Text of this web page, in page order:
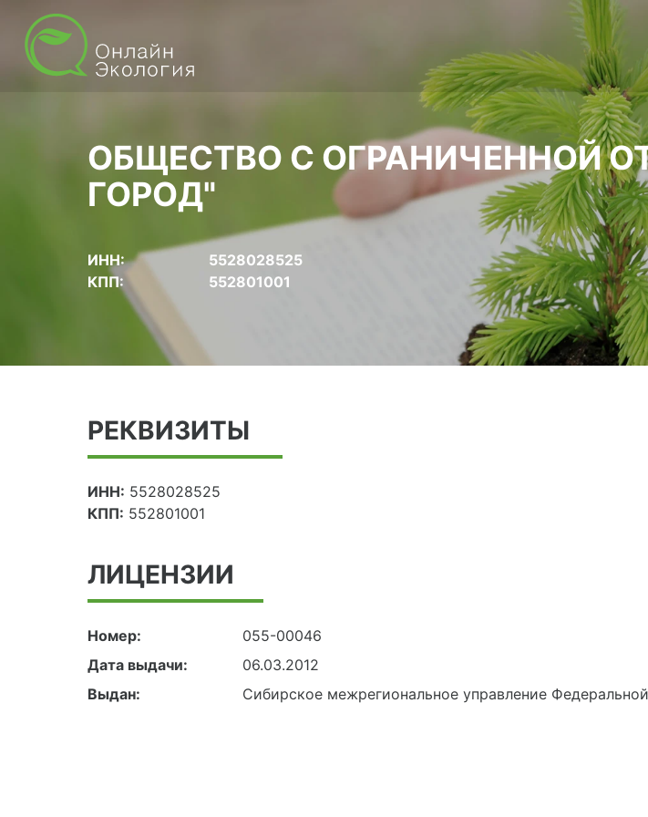
ОБЩЕСТВО С ОГРАНИЧЕННОЙ
ГОРОД"
ИНН:
5528028525
КПП:
552801001
РЕКВИЗИТЫ
ИНН: 5528028525
КПП: 552801001
ЛИЦЕНЗИИ
Номер:
055-00046
Дата выдачи:
06.03.2012
Выдан:
Сибирское межрегиональное управление